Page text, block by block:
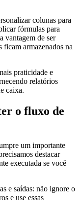
colunas para
fórmulas para
vantagem de ser
ficam armazenados na
praticidade e
relatórios
caixa.
o fluxo de
um importante
destacar
executada se você
e saídas: não ignore o
e use essas